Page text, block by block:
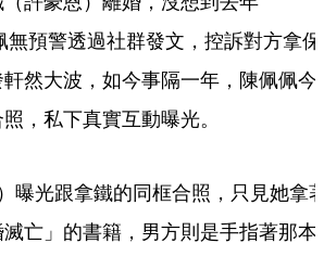
無預警透過社群發文，控訴對方拿保
然大波，如今事隔一年，陳佩佩今
，私下真實互動曝光。
曝光跟拿鐵的同框合照，只見她拿
亡」的書籍，男方則是手指著那本